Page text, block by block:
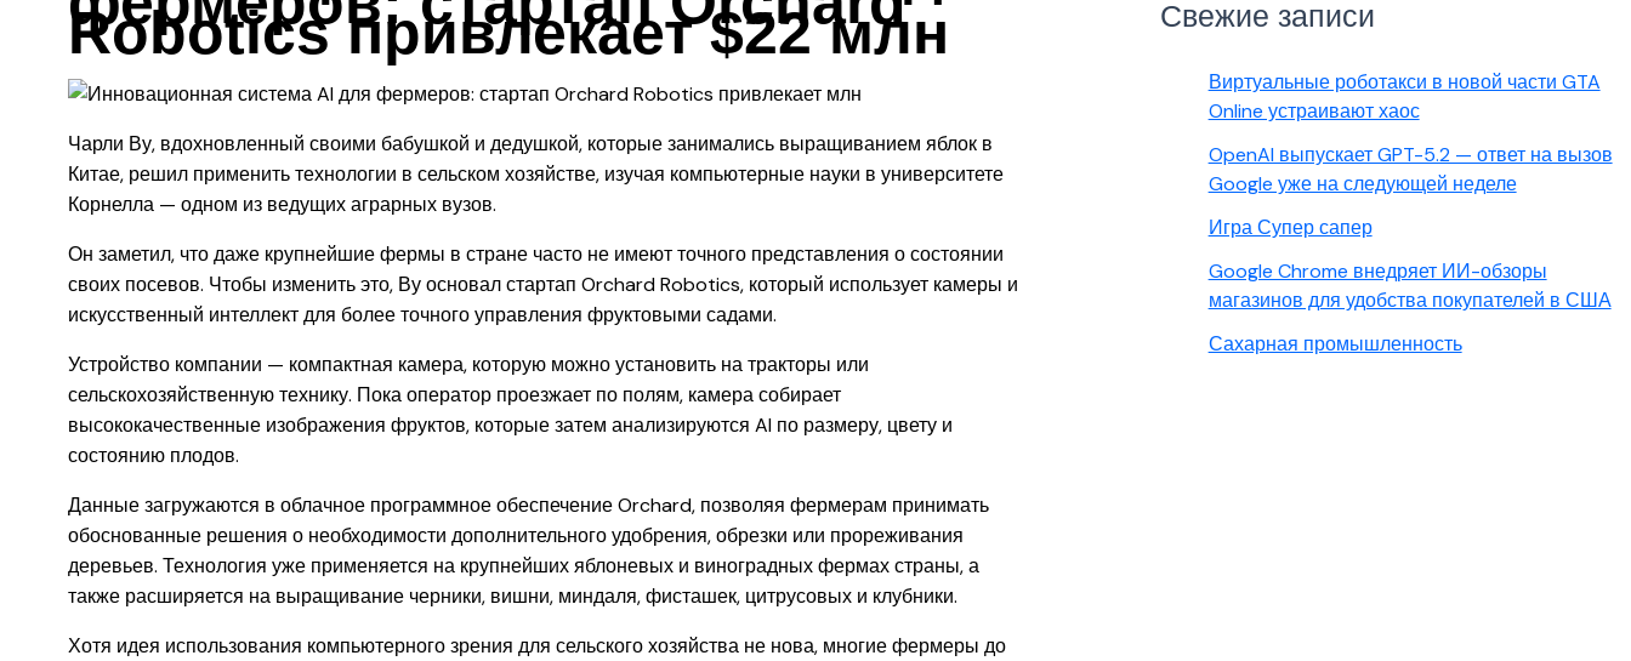
Robotics привлекает $22 млн
Чарли Ву, вдохновленный своими бабушкой и дедушкой, которые занимались выращиванием яблок в
Китае, решил применить технологии в сельском хозяйстве, изучая компьютерные науки в университете
Корнелла — одном из ведущих аграрных вузов.
Он заметил, что даже крупнейшие фермы в стране часто не имеют точного представления о состоянии
своих посевов. Чтобы изменить это, Ву основал стартап Orchard Robotics, который использует камеры и
искусственный интеллект для более точного управления фруктовыми садами.
Устройство компании — компактная камера, которую можно установить на тракторы или
сельскохозяйственную технику. Пока оператор проезжает по полям, камера собирает
высококачественные изображения фруктов, которые затем анализируются AI по размеру, цвету и
состоянию плодов.
Данные загружаются в облачное программное обеспечение Orchard, позволяя фермерам принимать
обоснованные решения о необходимости дополнительного удобрения, обрезки или прореживания
деревьев. Технология уже применяется на крупнейших яблоневых и виноградных фермах страны, а
также расширяется на выращивание черники, вишни, миндаля, фисташек, цитрусовых и клубники.
Хотя идея использования компьютерного зрения для сельского хозяйства не нова, многие фермеры до
Свежие записи
Виртуальные роботакси в новой части GTA
Online устраивают хаос
OpenAI выпускает GPT-5.2 — ответ на вызов
Google уже на следующей неделе
Игра Супер сапер
Google Chrome внедряет ИИ-обзоры
магазинов для удобства покупателей в США
Сахарная промышленность